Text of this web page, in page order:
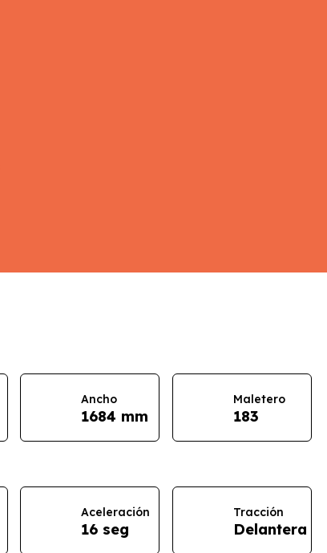
Ancho
1684 mm
Maletero
183
Aceleración
16 seg
Tracción
Delantera